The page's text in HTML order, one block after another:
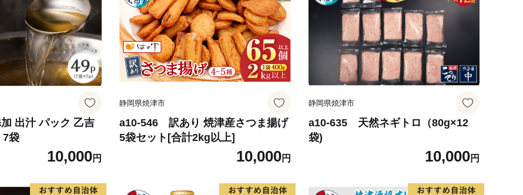
出汁 パック 乙吉
7袋
10,000円
静岡県焼津市
a10-546 訳あり 焼津産さつま揚げ
5袋セット[合計2kg以上]
10,000円
静岡県焼津市
a10-635 天然ネギトロ（80g×12
袋)
10,000円